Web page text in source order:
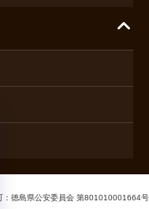
徳島県公安委員会 第801010001664号